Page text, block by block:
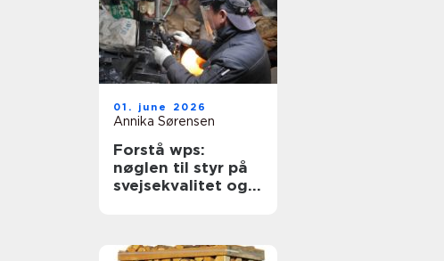
01. june 2026
Annika Sørensen
Forstå wps:
nøglen til styr på
svejsekvalitet og